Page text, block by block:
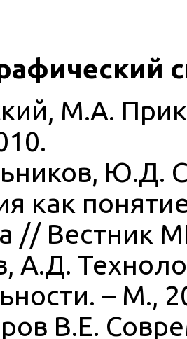
М.А.
Ю.Д.
как
// Вестник
А.Д.
– М.,
В.Е.